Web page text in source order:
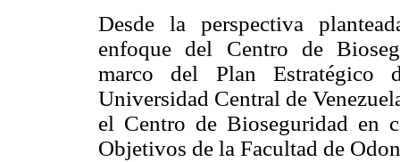
Desde la perspectiva
enfoque del Centro de
marco del Plan Estratégico
Universidad Central de
el Centro de Bioseguridad en
Objetivos de la Facultad de